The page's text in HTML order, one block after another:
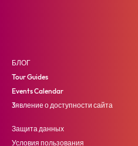
БЛОГ
Tour Guides
Events Calendar
3явление о доступности сайта
Защита данных
Условия пользования